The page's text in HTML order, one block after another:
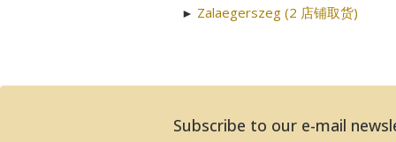
► Zalaegerszeg (2 店铺取货)
Subscribe to our e-mail